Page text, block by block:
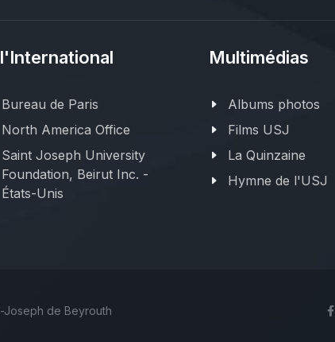
Bureau de Paris
North America Office
Saint Joseph University
Foundation, Beirut Inc. -
États-Unis
Multimédias
Albums photos
Films USJ
La Quinzaine
Hymne de l'USJ
Joseph de Beyrouth